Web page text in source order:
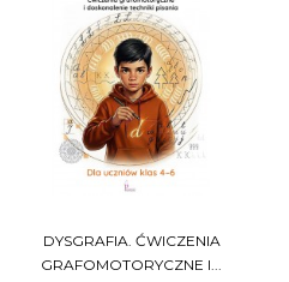
DYSGRAFIA. ĆWICZENIA
GRAFOMOTORYCZNE I...